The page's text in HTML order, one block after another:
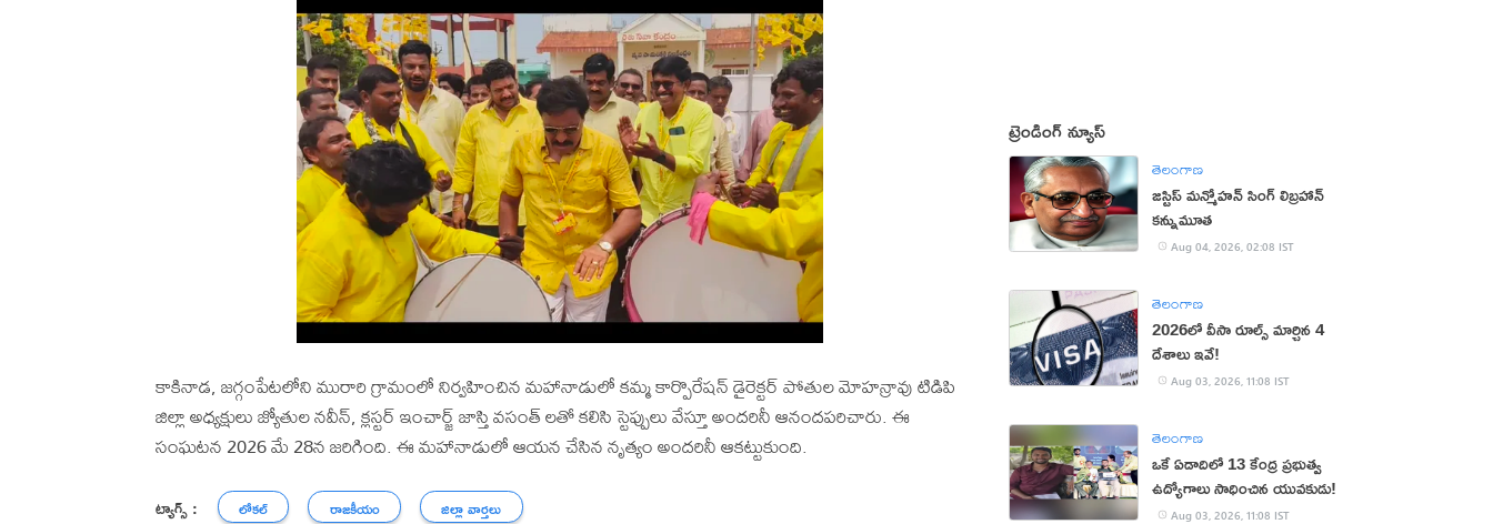
కాకినాడ, జగ్గంపేటలోని మురారి గ్రామంలో నిర్వహించిన మహానాడులో కమ్మ కార్పొరేషన్ డైరెక్టర్ పోతుల మోహన్రావు టిడిపి
జిల్లా అధ్యక్షులు జ్యోతుల నవీన్, క్లస్టర్ ఇంచార్జ్ జాస్తి వసంత్ లతో కలిసి స్టెప్పులు వేస్తూ అందరినీ ఆనందపరిచారు. ఈ
సంఘటన 2026 మే 28న జరిగింది. ఈ మహానాడులో ఆయన చేసిన నృత్యం అందరినీ ఆకట్టుకుంది.
ట్యాగ్స్ : లోకల్ రాజకీయం జిల్లా వార్తలు
ట్రెండింగ్ న్యూస్
తెలంగాణ
జస్టిస్ మన్మోహన్ సింగ్ లిబ్రహాన్
కన్నుమూత
Aug 04, 2026, 02:08 IST
తెలంగాణ
2026లో వీసా రూల్స్ మార్చిన 4
దేశాలు ఇవే!
Aug 03, 2026, 11:08 IST
తెలంగాణ
ఒకే ఏడాదిలో 13 కేంద్ర ప్రభుత్వ
ఉద్యోగాలు సాధించిన యువకుడు!
Aug 03, 2026, 11:08 IST